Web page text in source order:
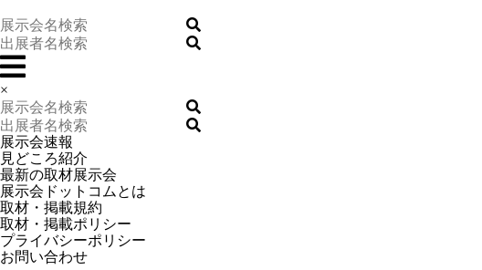
×
展示会速報
見どころ紹介
最新の取材展示会
展示会ドットコムとは
取材・掲載規約
取材・掲載ポリシー
プライバシーポリシー
お問い合わせ